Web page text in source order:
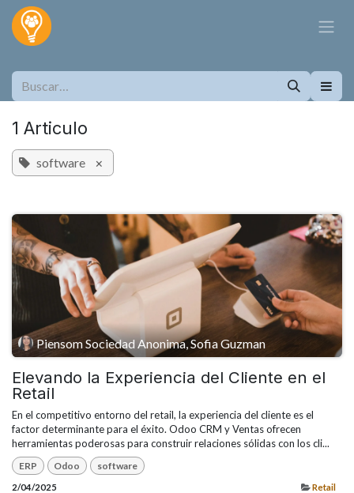
Ir al contenido
1 Articulo
software ×
Piensom Sociedad Anonima, Sofia Guzman
Elevando la Experiencia del Cliente en el
Retail
En el competitivo entorno del retail, la experiencia del cliente es el
factor determinante para el éxito. Odoo CRM y Ventas ofrecen
herramientas poderosas para construir relaciones sólidas con los cli...
ERP Odoo software
2/04/2025 Retail